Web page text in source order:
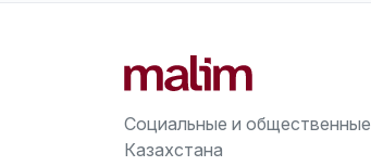
Социальные и
Казахстана